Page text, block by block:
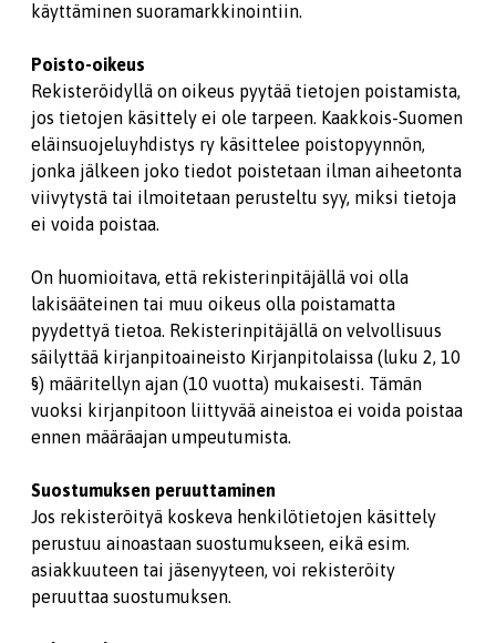
käyttäminen suoramarkkinointiin.
Poisto-oikeus
Rekisteröidyllä on oikeus pyytää tietojen poistamista,
jos tietojen käsittely ei ole tarpeen. Kaakkois-Suomen
eläinsuojeluyhdistys ry käsittelee poistopyynnön,
jonka jälkeen joko tiedot poistetaan ilman aiheetonta
viivytystä tai ilmoitetaan perusteltu syy, miksi tietoja
ei voida poistaa.
On huomioitava, että rekisterinpitäjällä voi olla
lakisääteinen tai muu oikeus olla poistamatta
pyydettyä tietoa. Rekisterinpitäjällä on velvollisuus
säilyttää kirjanpitoaineisto Kirjanpitolaissa (luku 2, 10
§) määritellyn ajan (10 vuotta) mukaisesti. Tämän
vuoksi kirjanpitoon liittyvää aineistoa ei voida poistaa
ennen määräajan umpeutumista.
Suostumuksen peruuttaminen
Jos rekisteröityä koskeva henkilötietojen käsittely
perustuu ainoastaan suostumukseen, eikä esim.
asiakkuuteen tai jäsenyyteen, voi rekisteröity
peruuttaa suostumuksen.